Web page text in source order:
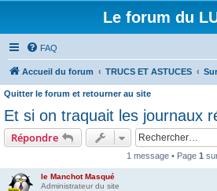
Le forum du
FAQ
Accueil du forum TRUCS ET ASTUCES
Quitter le forum et retourner au site
Et si on traquait les journaux
Répondre
1 message • Page 1
le Manchot Masqué
Administrateur du site